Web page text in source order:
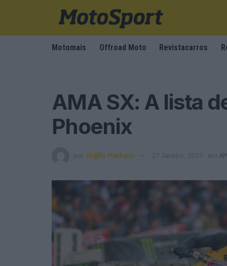
Motomais Offroad Moto Revistacarros
AMA SX: A lista
Phoenix
por Virgílio Machado 27 Janeiro, 2017 em